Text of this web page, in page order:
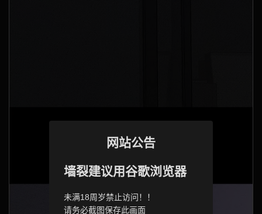
网站公告
墙裂建议用谷歌浏览器
未满18周岁禁止访问！！
请务必截图保存此画面